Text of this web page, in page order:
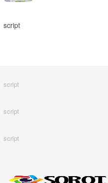
script
script
script
script